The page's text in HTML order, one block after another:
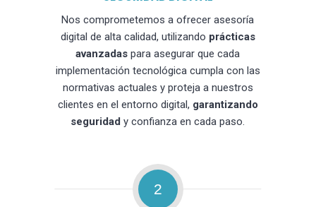
Nos comprometemos a ofrecer asesoría
digital de alta calidad, utilizando prácticas
avanzadas para asegurar que cada
implementación tecnológica cumpla con las
normativas actuales y proteja a nuestros
clientes en el entorno digital, garantizando
seguridad y confianza en cada paso.
2